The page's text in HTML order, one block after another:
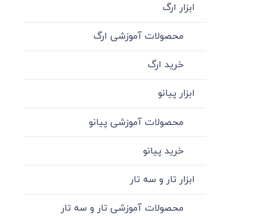
ابزار ارگ
محصولات آموزشی ارگ
خرید ارگ
ابزار پیانو
محصولات آموزشی پیانو
خرید پیانو
ابزار تار و سه تار
محصولات آموزشی تار و سه تار